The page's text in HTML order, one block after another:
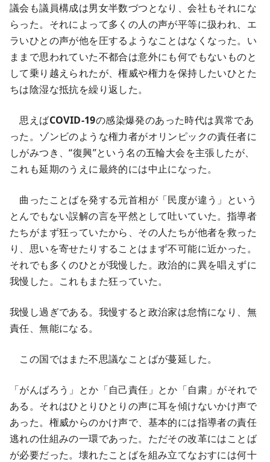
議会も議員構成は男女半数づつとなり、会社もそれにな
らった。それによって多くの人の声が平等に扱われ、エ
ラいひとの声が他を圧するようなことはなくなった。い
ままで思われていた不都合は意外にも何でもないものと
して乗り越えられたが、権威や権力を保持したいひとた
ちは陰湿な抵抗を繰り返した。
思えばCOVID-19の感染爆発のあった時代は異常であ
った。ゾンビのような権力者がオリンピックの責任者に
しがみつき、“復興”という名の五輪大会を主張したが、
これも延期のうえに最終的には中止になった。
曲ったことばを発する元首相が「民度が違う」という
とんでもない誤解の言を平然として吐いていた。指導者
たちがまず狂っていたから、その人たちが他者を救った
り、思いを寄せたりすることはまず不可能に近かった。
それでも多くのひとが我慢した。政治的に異を唱えずに
我慢した。これもまた狂っていた。
我慢し過ぎである。我慢すると政治家は怠惰になり、無
責任、無能になる。
この国ではまた不思議なことばが蔓延した。
「がんばろう」とか「自己責任」とか「自粛」がそれで
ある。それはひとりひとりの声に耳を傾けないかけ声で
あった。権威からのかけ声で、基本的には指導者の責任
逃れの仕組みの一環であった。ただその改革にはことば
が必要だった。壊れたことばを組み立てなおすには何十